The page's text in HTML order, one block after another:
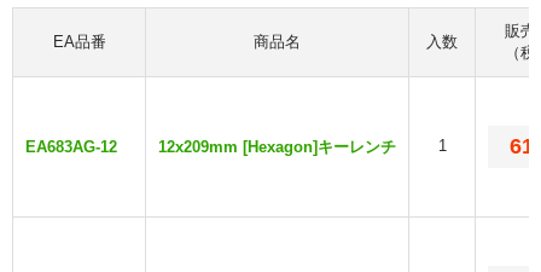
EA品番 商品名 入数
販売
（
EA683AG-12 12x209mm [Hexagon]キーレンチ 1